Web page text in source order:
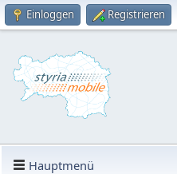
Einloggen Registrieren
Hauptmenü